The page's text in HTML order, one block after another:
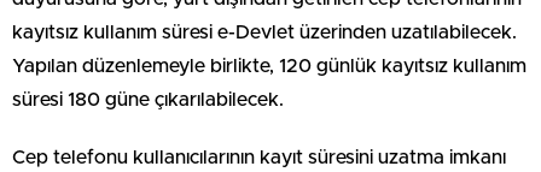
kayıtsız kullanım süresi e-Devlet üzerinden uzatılabilecek.
Yapılan düzenlemeyle birlikte, 120 günlük kayıtsız kullanım
süresi 180 güne çıkarılabilecek.
Cep telefonu kullanıcılarının kayıt süresini uzatma imkanı